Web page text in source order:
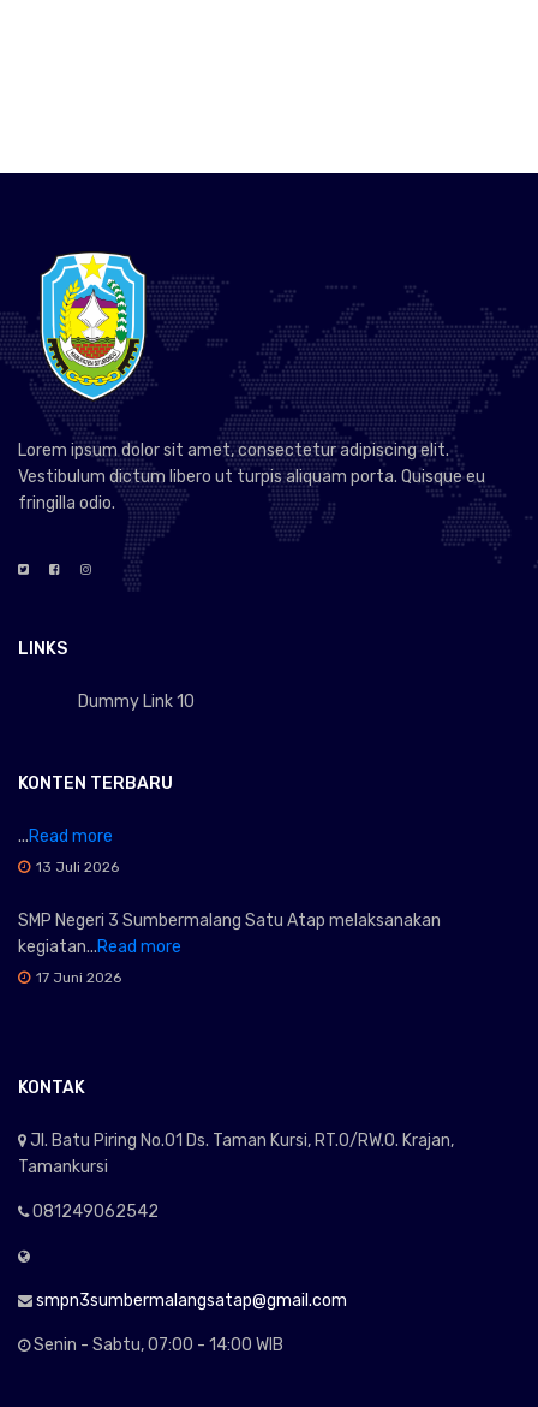
Lorem ipsum dolor sit amet, consectetur adipiscing elit.
Vestibulum dictum libero ut turpis aliquam porta. Quisque eu
fringilla odio.
LINKS
Dummy Link 10
KONTEN TERBARU
...Read more
13 Juli 2026
SMP Negeri 3 Sumbermalang Satu Atap melaksanakan
kegiatan...Read more
17 Juni 2026
KONTAK
Jl. Batu Piring No.01 Ds. Taman Kursi, RT.0/RW.0. Krajan,
Tamankursi
081249062542
smpn3sumbermalangsatap@gmail.com
Senin - Sabtu, 07:00 - 14:00 WIB